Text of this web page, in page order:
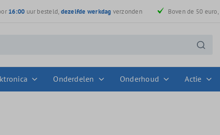
16:00 uur besteld, dezelfde werkdag verzonden Boven de 50 euro,
Onderdelen Onderhoud Actie